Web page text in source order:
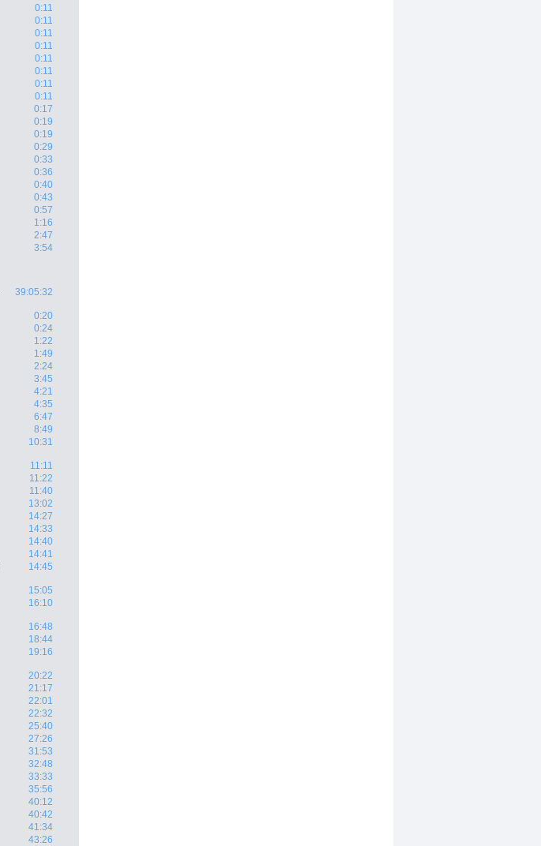
0:11
0:11
0:11
0:11
0:11
0:11
0:11
0:11
0:17
0:19
0:19
0:29
0:33
0:36
0:40
0:43
0:57
1:16
2:47
3:54
39:05:32
0:20
0:24
1:22
1:49
2:24
3:45
4:21
4:35
6:47
8:49
10:31
11:11
11:22
11:40
13:02
14:27
14:33
14:40
14:41
14:45
15:05
16:10
16:48
18:44
19:16
20:22
21:17
22:01
22:32
25:40
27:26
31:53
32:48
33:33
35:56
40:12
40:42
41:34
43:26